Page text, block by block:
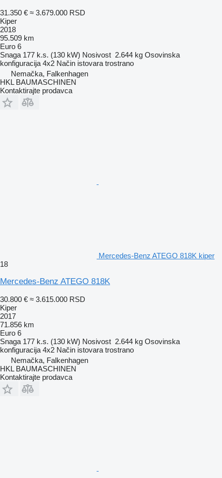
31.350 € ≈ 3.679.000 RSD
Kiper
2018
95.509 km
Euro 6
Snaga 177 k.s. (130 kW) Nosivost 2.644 kg Osovinska
konfiguracija 4x2 Način istovara trostrano
Nemačka, Falkenhagen
HKL BAUMASCHINEN
Kontaktirajte prodavca
Mercedes-Benz ATEGO 818K kiper
18
Mercedes-Benz ATEGO 818K
30.800 € ≈ 3.615.000 RSD
Kiper
2017
71.856 km
Euro 6
Snaga 177 k.s. (130 kW) Nosivost 2.644 kg Osovinska
konfiguracija 4x2 Način istovara trostrano
Nemačka, Falkenhagen
HKL BAUMASCHINEN
Kontaktirajte prodavca